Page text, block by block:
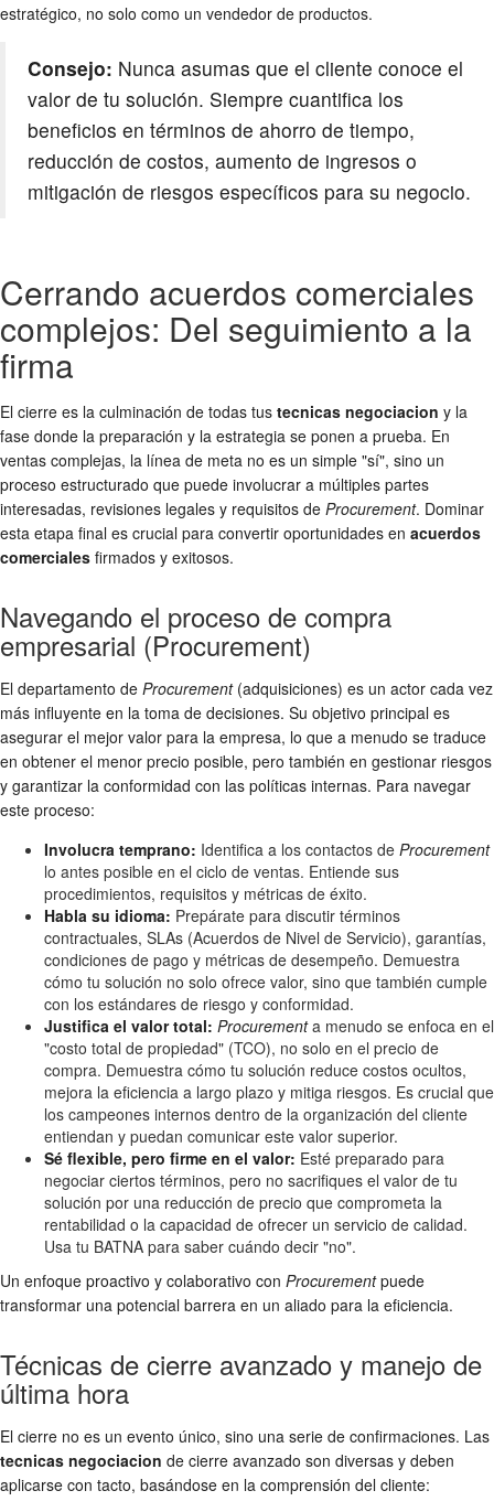
estratégico, no solo como un vendedor de productos.
Consejo: Nunca asumas que el cliente conoce el
valor de tu solución. Siempre cuantifica los
beneficios en términos de ahorro de tiempo,
reducción de costos, aumento de ingresos o
mitigación de riesgos específicos para su negocio.
Cerrando acuerdos comerciales
complejos: Del seguimiento a la
firma
El cierre es la culminación de todas tus tecnicas negociacion y la
fase donde la preparación y la estrategia se ponen a prueba. En
ventas complejas, la línea de meta no es un simple "sí", sino un
proceso estructurado que puede involucrar a múltiples partes
interesadas, revisiones legales y requisitos de Procurement. Dominar
esta etapa final es crucial para convertir oportunidades en acuerdos
comerciales firmados y exitosos.
Navegando el proceso de compra
empresarial (Procurement)
El departamento de Procurement(adquisiciones) es un actor cada vez
más influyente en la toma de decisiones. Su objetivo principal es
asegurar el mejor valor para la empresa, lo que a menudo se traduce
en obtener el menor precio posible, pero también en gestionar riesgos
y garantizar la conformidad con las políticas internas. Para navegar
este proceso:
Involucra temprano: Identifica a los contactos de Procurement
lo antes posible en el ciclo de ventas. Entiende sus
procedimientos, requisitos y métricas de éxito.
Habla su idioma: Prepárate para discutir términos
contractuales, SLAs (Acuerdos de Nivel de Servicio), garantías,
condiciones de pago y métricas de desempeño. Demuestra
cómo tu solución no solo ofrece valor, sino que también cumple
con los estándares de riesgo y conformidad.
Justifica el valor total: Procurementa menudo se enfoca en el
"costo total de propiedad" (TCO), no solo en el precio de
compra. Demuestra cómo tu solución reduce costos ocultos,
mejora la eficiencia a largo plazo y mitiga riesgos. Es crucial que
los campeones internos dentro de la organización del cliente
entiendan y puedan comunicar este valor superior.
Sé flexible, pero firme en el valor: Esté preparado para
negociar ciertos términos, pero no sacrifiques el valor de tu
solución por una reducción de precio que comprometa la
rentabilidad o la capacidad de ofrecer un servicio de calidad.
Usa tu BATNA para saber cuándo decir "no".
Un enfoque proactivo y colaborativo con Procurementpuede
transformar una potencial barrera en un aliado para la eficiencia.
Técnicas de cierre avanzado y manejo de
última hora
El cierre no es un evento único, sino una serie de confirmaciones. Las
tecnicas negociacion de cierre avanzado son diversas y deben
aplicarse con tacto, basándose en la comprensión del cliente: